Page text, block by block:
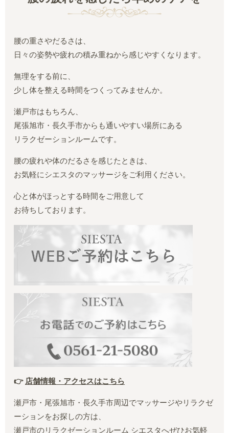
腰の重さやだるさは、
日々の姿勢や疲れの積み重ねから感じやすくなります。
無理をする前に、
少し体を整える時間をつくってみませんか。
瀬戸市はもちろん、
尾張旭市・長久手市からも通いやすい場所にある
リラクゼーションルームです。
腰の疲れや体のだるさを感じたときは、
お気軽にシエスタのマッサージをご利用ください。
心と体がほっとする時間をご用意して
お待ちしております。
👉 店舗情報・アクセスはこちら
瀬戸市・尾張旭市・長久手市周辺でマッサージやリラクゼ
ーションをお探しの方は、
瀬戸市のリラクゼーションルーム シエスタへぜひお気軽